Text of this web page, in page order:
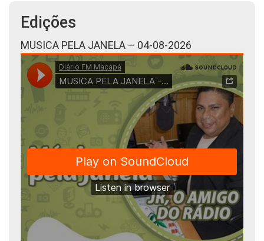
Edições
MUSICA PELA JANELA – 04-08-2026